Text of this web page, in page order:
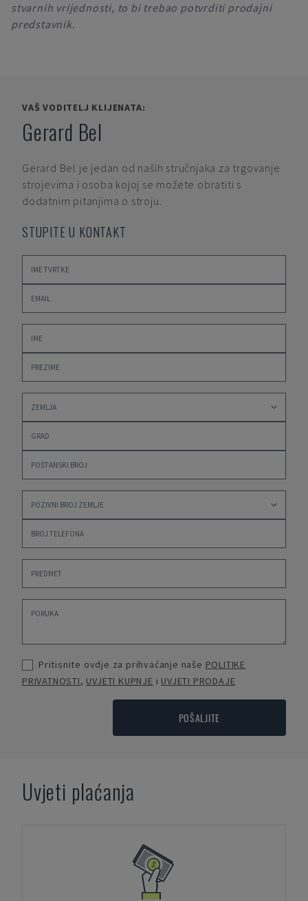
stvarnih vrijednosti, to bi trebao potvrditi prodajni
predstavnik.
VAŠ VODITELJ KLIJENATA:
Gerard Bel
Gerard Bel je jedan od naših stručnjaka za trgovanje
strojevima i osoba kojoj se možete obratiti s
dodatnim pitanjima o stroju.
STUPITE U KONTAKT
Pritisnite ovdje za prihvaćanje naše POLITIKE
PRIVATNOSTI, UVJETI KUPNJE i UVJETI PRODAJE
POŠALJITE
Uvjeti plaćanja